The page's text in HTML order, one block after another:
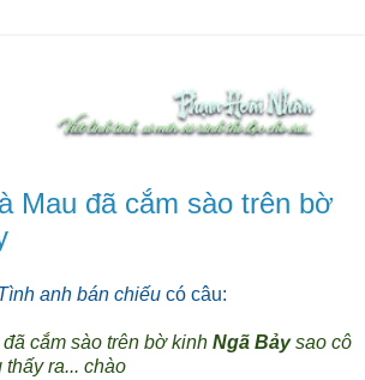
Mau đã cắm sào trên bờ
anh bán chiếu có câu:
cắm sào trên bờ kinh Ngã Bảysao cô
ra... chào